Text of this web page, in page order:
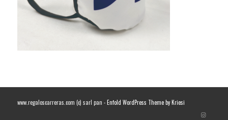
www.regaloscarreras.com (c) sarl pan -Enfold WordPress Theme by Kriesi